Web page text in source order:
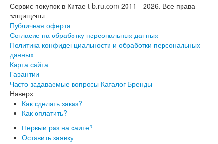
Сервис покупок в Китае t-b.ru.com 2011 - 2026. Все права
защищены.
Публичная оферта
Согласие на обработку персональных данных
Политика конфиденциальности и обработки персональных
данных
Карта сайта
Гарантии
Часто задаваемые вопросы Каталог Бренды
Наверх
Как сделать заказ?
Как оплатить?
Первый раз на сайте?
Оставить заявку